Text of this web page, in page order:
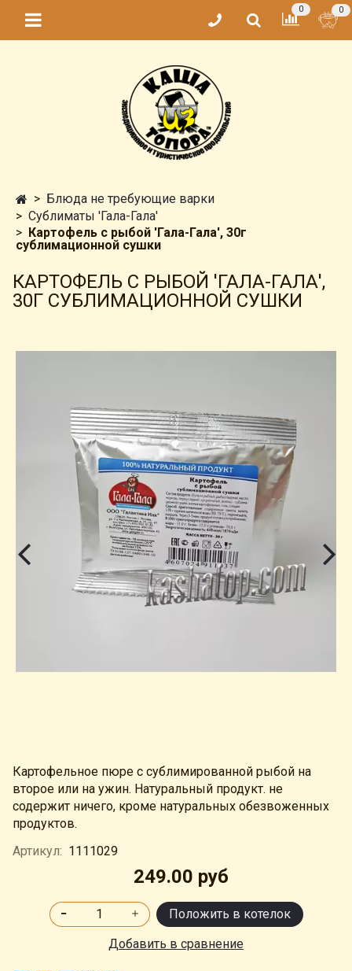
0 0
Блюда не требующие варки
Сублиматы 'Гала-Гала'
Картофель с рыбой 'Гала-Гала', 30г
сублимационной сушки
КАРТОФЕЛЬ С РЫБОЙ 'ГАЛА-ГАЛА',
30Г СУБЛИМАЦИОННОЙ СУШКИ
Картофельное пюре с сублимированной рыбой на
второе или на ужин. Натуральный продукт. не
содержит ничего, кроме натуральных обезвоженных
продуктов.
Артикул: 1111029
249.00 руб
Положить в котелок
Добавить в сравнение